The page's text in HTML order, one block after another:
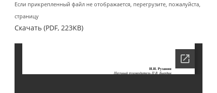
Если прикрепленный файл не отображается, перегрузите, пожалуйста,
страницу
Скачать (PDF, 223KB)